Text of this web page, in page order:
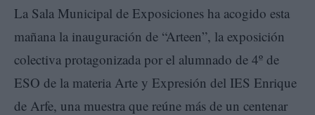
La Sala Municipal de Exposiciones ha acogido esta
mañana la inauguración de “Arteen”, la exposición
colectiva protagonizada por el alumnado de 4º de
ESO de la materia Arte y Expresión del IES Enrique
de Arfe, una muestra que reúne más de un centenar